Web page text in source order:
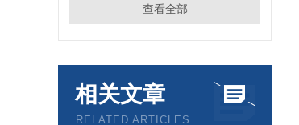
查看全部
相关文章
RELATED ARTICLES